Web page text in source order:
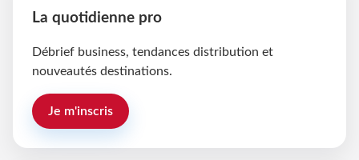
La quotidienne pro
Débrief business, tendances distribution et
nouveautés destinations.
Je m'inscris